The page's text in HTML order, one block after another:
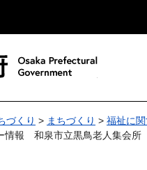
づくり > まちづくり > 福祉に
情報 和泉市立黒鳥老人集会所